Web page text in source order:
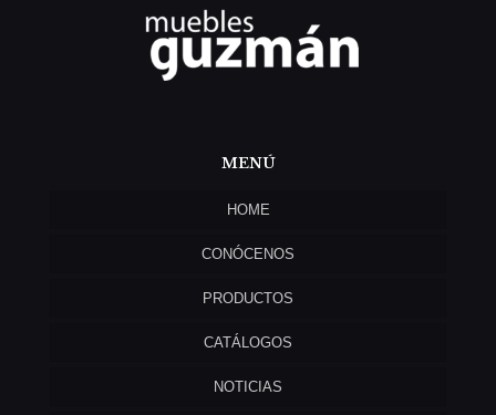
MENÚ
HOME
CONÓCENOS
PRODUCTOS
CATÁLOGOS
NOTICIAS